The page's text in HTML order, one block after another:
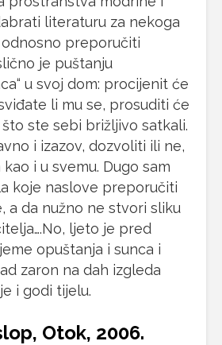
literaturu za nekoga
preporučiti
je puštanju
u svoj dom: procijenit će
li mu se, prosuditi će
ste sebi brižljivo satkali.
i izazov, dozvoliti ili ne,
i u svemu. Dugo sam
koje naslove preporučiti
a da nužno ne stvori sliku
ljeto je pred
opuštanja i sunca i
zaron na dah izgleda
i godi tijelu.
Otok, 2006.